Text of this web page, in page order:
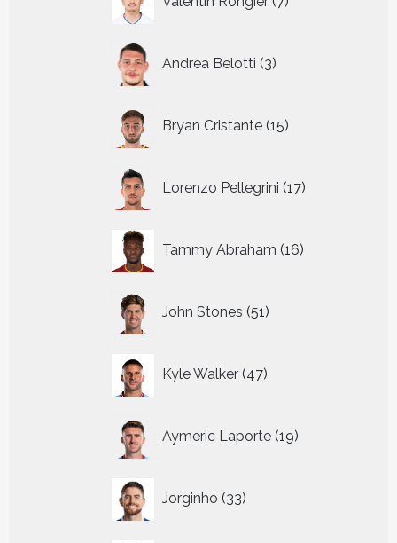
producten
Andrea Belotti 3
producten
Bryan Cristante 15
producten
Lorenzo Pellegrini 17
producten
Tammy Abraham 16
producten
John Stones 51
producten
Kyle Walker 47
producten
Aymeric Laporte 19
producten
Jorginho 33
producten